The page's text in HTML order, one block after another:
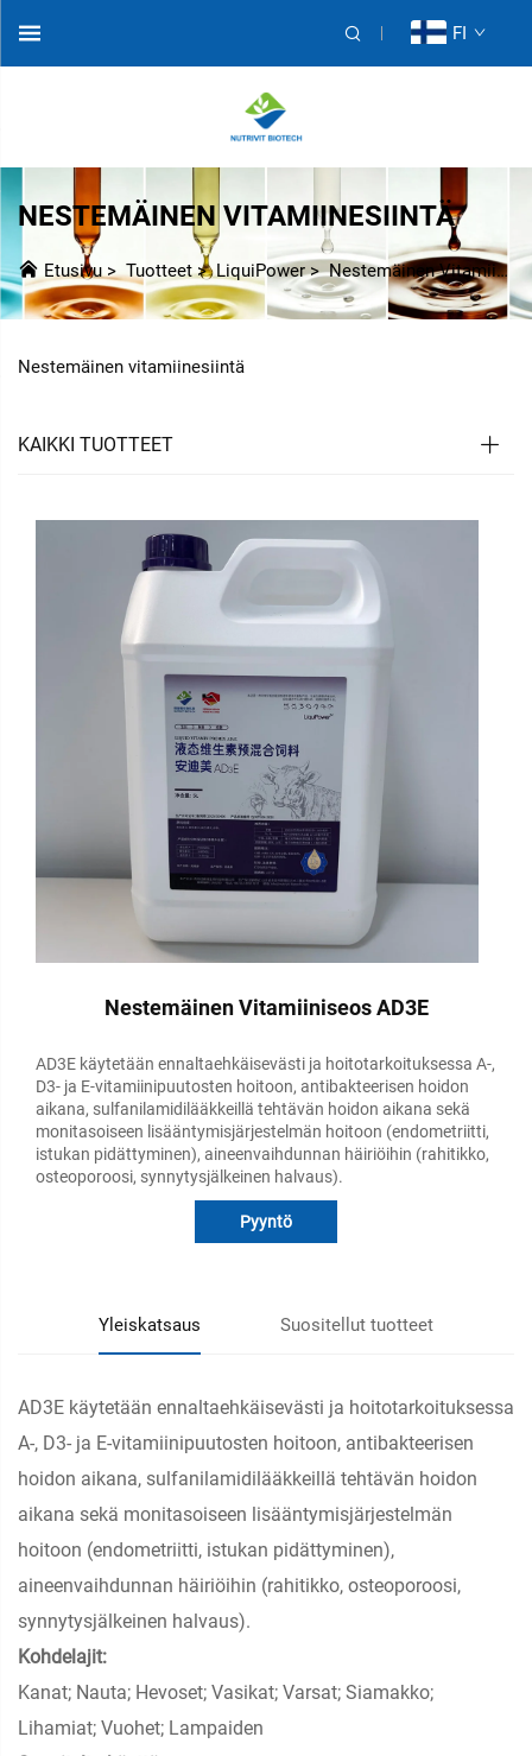
FI
NESTEMÄINEN VITAMIINESIINTÄ
Etusivu>Tuotteet>LiquiPower>Nestemäinen Vitamiinipremix
Nestemäinen vitamiinesiintä
KAIKKI TUOTTEET
Nestemäinen Vitamiiniseos AD3E
AD3E käytetään ennaltaehkäisevästi ja hoitotarkoituksessa A-,
D3- ja E-vitamiinipuutosten hoitoon, antibakteerisen hoidon
aikana, sulfanilamidilääkkeillä tehtävän hoidon aikana sekä
monitasoiseen lisääntymisjärjestelmän hoitoon (endometriitti,
istukan pidättyminen), aineenvaihdunnan häiriöihin (rahitikko,
osteoporoosi, synnytysjälkeinen halvaus).
Pyyntö
Yleiskatsaus Suositellut tuotteet
AD3E käytetään ennaltaehkäisevästi ja hoitotarkoituksessa
A-, D3- ja E-vitamiinipuutosten hoitoon, antibakteerisen
hoidon aikana, sulfanilamidilääkkeillä tehtävän hoidon
aikana sekä monitasoiseen lisääntymisjärjestelmän
hoitoon (endometriitti, istukan pidättyminen),
aineenvaihdunnan häiriöihin (rahitikko, osteoporoosi,
synnytysjälkeinen halvaus).
Kohdelajit:
Kanat; Nauta; Hevoset; Vasikat; Varsat; Siamakko;
Lihamiat; Vuohet; Lampaiden